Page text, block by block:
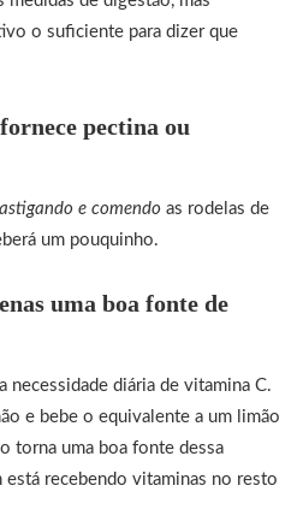
o suficiente para dizer que
pectina ou
e comendo as rodelas de
um pouquinho.
uma boa fonte de
necessidade diária de vitamina C.
e bebe o equivalente a um limão
torna uma boa fonte dessa
recebendo vitaminas no resto